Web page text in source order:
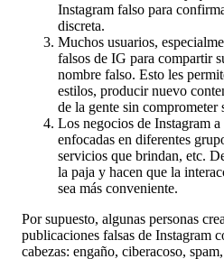
Instagram falso para
discreta.
Muchos usuarios,
falsos de IG para compartir
nombre falso. Esto les
estilos, producir nuevo
de la gente sin comprometer
Los negocios de Instagram
enfocadas en diferentes
servicios que brindan, etc.
la paja y hacen que la
sea más conveniente.
Por supuesto, algunas personas
publicaciones falsas de Instagram
cabezas: engaño, ciberacoso,